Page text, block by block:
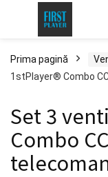
Prima pagină
1stPlayer® Combo
Set 3
Combo